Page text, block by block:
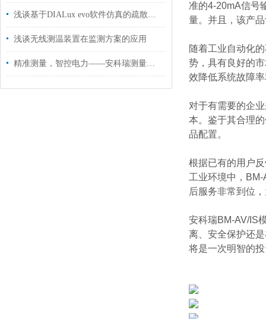
浅谈基于DIALux evo软件仿真的疏散照明设计研究与应用
浅谈无线测温装置在监测方案的应用
精准测量，智控电力——安科瑞测量型电流互感器助力能效管理升级
准的4-20mA信号
量。并且，该产
随着工业自动化
势，具有良好的
效降低系统故障
对于有需要的企
本。鉴于其合理
品配置。
根据已有的用户
工业环境中，
后服务非常到位
安科瑞BM-AV/IS
离、安全保护还
将是一次明智的